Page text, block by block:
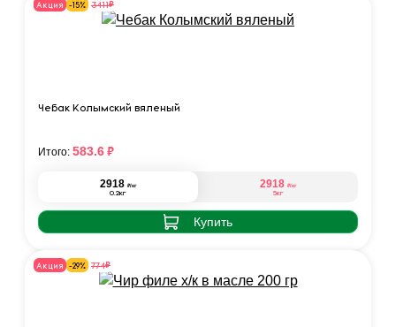
Акция -15% 3411₽
Чебак Колымский вяленый
2918 ₽/кг
0.2кг
2918 ₽/кг
5кг
Купить
Итого: 583.6₽
Акция -29% 774₽